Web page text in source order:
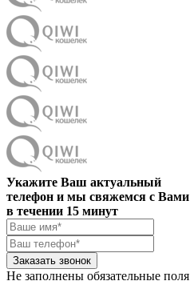
Укажите Ваш актуальный
телефон и мы свяжемся с Вами
в течении 15 минут
Заказать звонок
Не заполнены обязательные поля